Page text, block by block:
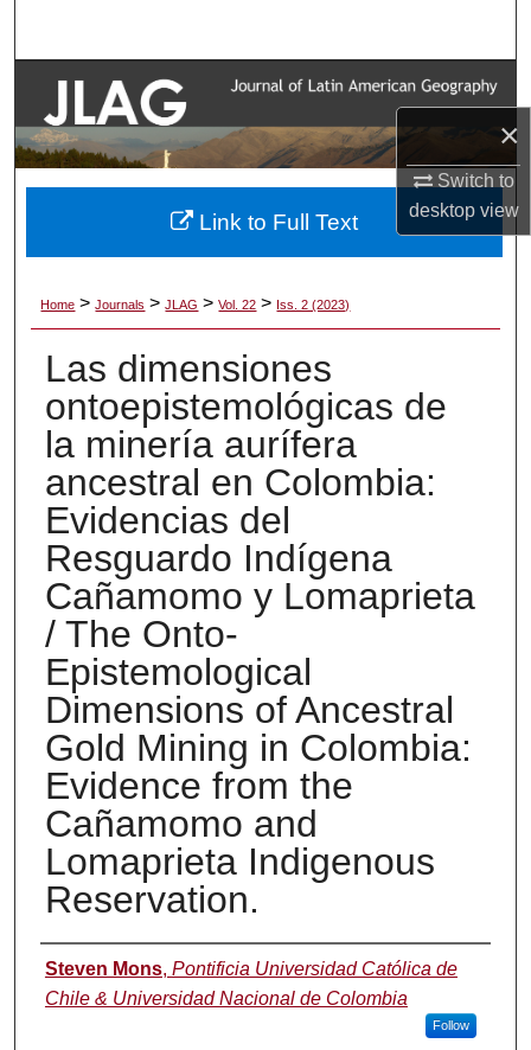
×
Switch to
desktopview
Browse Collections
My Account
Digital Commons Network™
Home > Journals > JLAG > Vol. 22 > Iss. 2 (2023)
Las dimensiones
ontoepistemológicas de
la minería aurífera
ancestral en Colombia:
Evidencias del
Resguardo Indígena
Cañamomo y Lomaprieta
/ The Onto-
Epistemological
Dimensions of Ancestral
Gold Mining in Colombia:
Evidence from the
Cañamomo and
Lomaprieta Indigenous
Reservation.
Authors
Steven Mons, Pontificia Universidad Católica de
Chile & Universidad Nacional de Colombia
Follow
Link to Full Text